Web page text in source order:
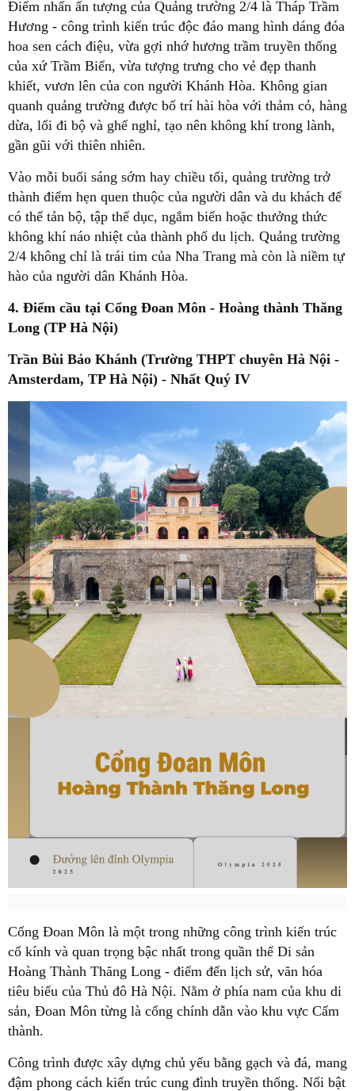
Điểm nhấn ấn tượng của Quảng trường 2/4 là Tháp Trầm
Hương - công trình kiến trúc độc đáo mang hình dáng đóa
hoa sen cách điệu, vừa gợi nhớ hương trầm truyền thống
của xứ Trầm Biển, vừa tượng trưng cho vẻ đẹp thanh
khiết, vươn lên của con người Khánh Hòa. Không gian
quanh quảng trường được bố trí hài hòa với thảm cỏ, hàng
dừa, lối đi bộ và ghế nghỉ, tạo nên không khí trong lành,
gần gũi với thiên nhiên.
Vào mỗi buổi sáng sớm hay chiều tối, quảng trường trở
thành điểm hẹn quen thuộc của người dân và du khách để
có thể tản bộ, tập thể dục, ngắm biển hoặc thưởng thức
không khí náo nhiệt của thành phố du lịch. Quảng trường
2/4 không chỉ là trái tim của Nha Trang mà còn là niềm tự
hào của người dân Khánh Hòa.
4. Điểm cầu tại Cổng Đoan Môn - Hoàng thành Thăng
Long (TP Hà Nội)
Trần Bùi Bảo Khánh (Trường THPT chuyên Hà Nội -
Amsterdam, TP Hà Nội) - Nhất Quý IV
Cổng Đoan Môn là một trong những công trình kiến trúc
cổ kính và quan trọng bậc nhất trong quần thể Di sản
Hoàng Thành Thăng Long - điểm đến lịch sử, văn hóa
tiêu biểu của Thủ đô Hà Nội. Nằm ở phía nam của khu di
sản, Đoan Môn từng là cổng chính dẫn vào khu vực Cấm
thành.
Công trình được xây dựng chủ yếu bằng gạch và đá, mang
đậm phong cách kiến trúc cung đình truyền thống. Nổi bật